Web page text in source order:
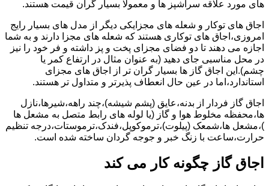
های مورد علاقه سرآشپز ها و معمولا بسیار گران قیمت هستند.
اجاق های توکار و شعله های مجزایکی دیگر از مدل های بسیار رایج
امروزی،اجاق های توکاری هستند که شعله های مجزا دارند و به شما
اجازه می دهند تا دو فضای مجزای پخت و پز داشته و فر خود را نیز
در محل مناسبی جای دهید (به عنوان مثال در ارتفاع کمر یا
چشم).این اجاق گاز ها بسیار گران تر از اجاق های مجزای
استاندارد،اما در عین حال انعطاف پذیرتر و متداول تر هستند.
اجاق گاز فردار از بدنه،عایق (پشم شیشه)،چند راهه،شیرها،نازل
ها،محفظه مخلوط هوا و گاز (یا لوله های رابط متصل به مشعل ها
)،مشعل ها،شمعک (پیلوت)،ترموکوپل،فندک،ترموستات،درجه تنظیم
حرارت،ساعت با زنگ خبر و جوجه گردان ساخته شده است.
اجاق گاز چگونه کار می کند